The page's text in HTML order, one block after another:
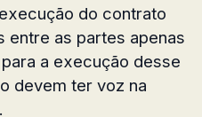
do contrato
entre as partes apenas
a execução desse
devem ter voz na